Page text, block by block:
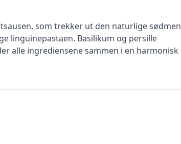
som trekker ut den naturlige sødmen
linguinepastaen. Basilikum og persille
alle ingrediensene sammen i en harmonisk